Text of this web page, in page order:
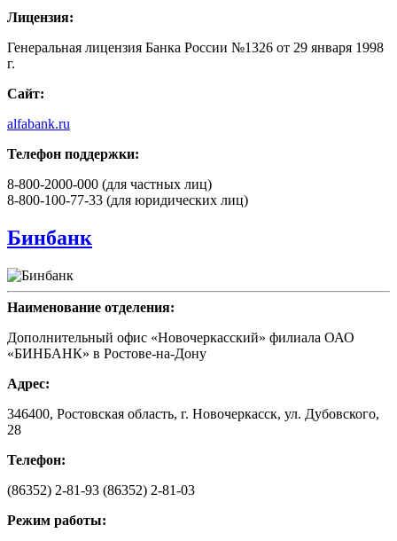
Лицензия:
Генеральная лицензия Банка России №1326 от 29 января 1998
г.
Сайт:
alfabank.ru
Телефон поддержки:
8-800-2000-000 (для частных лиц)
8-800-100-77-33 (для юридических лиц)
Бинбанк
Наименование отделения:
Дополнительный офис «Новочеркасский» филиала ОАО
«БИНБАНК» в Ростове-на-Дону
Адрес:
346400, Ростовская область, г. Новочеркасск, ул. Дубовского,
28
Телефон:
(86352) 2-81-93 (86352) 2-81-03
Режим работы: